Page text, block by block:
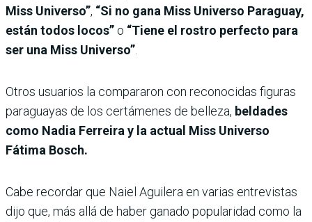
Miss Universo”, “Si no gana Miss Universo Paraguay,
están todos locos” o “Tiene el rostro perfecto para
ser una Miss Universo”.
Otros usuarios la compararon con reconocidas figuras
paraguayas de los certámenes de belleza, beldades
como Nadia Ferreira y la actual Miss Universo
Fátima Bosch.
Cabe recordar que Naiel Aguilera en varias entrevistas
dijo que, más allá de haber ganado popularidad como la